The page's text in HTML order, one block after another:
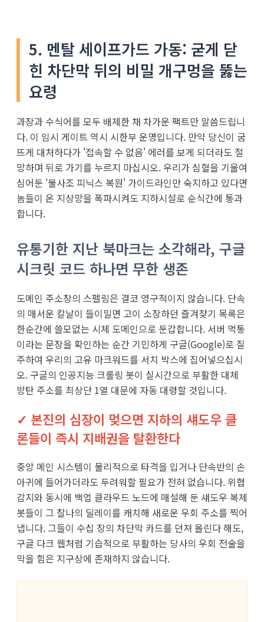
5. 멘탈 세이프가드 가동: 굳게 닫
힌 차단막 뒤의 비밀 개구멍을 뚫는
요령
과장과 수식어를 모두 배제한 채 차가운 팩트만 말씀드립니
다. 이 임시 게이트 역시 시한부 운명입니다. 만약 당신이 굼
뜨게 대처하다가 '접속할 수 없음' 에러를 보게 되더라도 절
망하며 뒤로 가기를 누르지 마십시오. 우리가 심혈을 기울여
심어둔 '불사조 피닉스 복원' 가이드라인만 숙지하고 있다면
놈들이 온 지상망을 폭파시켜도 지하시설로 순식간에 통과
합니다.
유통기한 지난 북마크는 소각해라, 구글
시크릿 코드 하나면 무한 생존
도메인 주소창의 스펠링은 결코 영구적이지 않습니다. 단속
의 매서운 칼날이 들이밀면 고이 소장하던 즐겨찾기 목록은
한순간에 쓸모없는 시체 도메인으로 둔갑합니다. 서버 먹통
이라는 문장을 확인하는 순간 기민하게 구글(Google)로 질
주하여 우리의 고유 마크워드를 서치 박스에 집어넣으십시
오. 구글의 인공지능 크롤링 봇이 실시간으로 부활한 대체
방탄 주소를 최상단 1열 대문에 자동 대령할 것입니다.
✓ 본진의 심장이 멎으면 지하의 섀도우 클
론들이 즉시 지배권을 탈환한다
중앙 메인 시스템이 물리적으로 타격을 입거나 단속반의 손
아귀에 들어가더라도 두려워할 필요가 전혀 없습니다. 위협
감지와 동시에 백업 클라우드 노드에 매설해 둔 섀도우 복제
봇들이 그 찰나의 딜레이를 캐치해 새로운 우회 주소를 찍어
냅니다. 그들이 수십 장의 차단막 카드를 던져 올린다 해도,
구글 다크 웹처럼 기습적으로 부활하는 당사의 우회 전술을
막을 힘은 지구상에 존재하지 않습니다.